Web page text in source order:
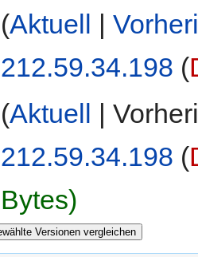
(Aktuell |
212.59.34.198 (
(Aktuell |
212.59.34.198 (
Bytes)